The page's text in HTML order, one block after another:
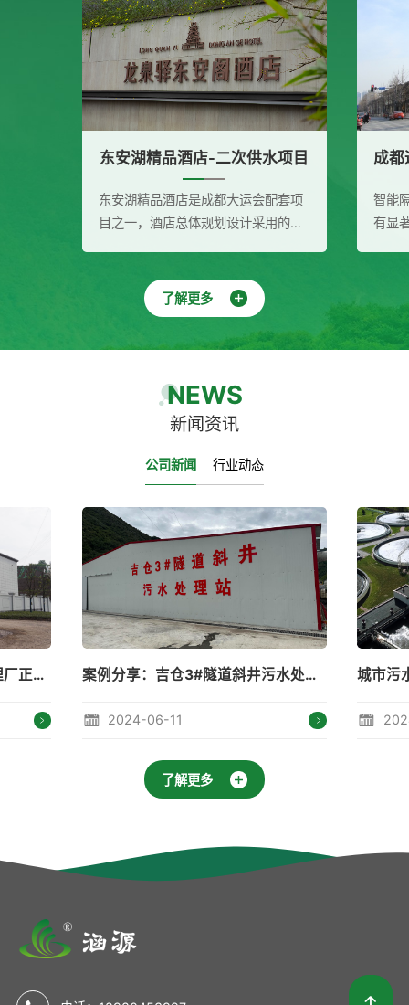
成都远洋太古里-隔油提升设备采购项目
智能隔油提升设备在废水处理领域具
有显著的作用和优势。它能够高效地
并保护环境。同时，该设备还具有广
泛的应用领域和多重效益，为废水处
理行业带来了新的发展机遇。
了解更多
NEWS
新闻资讯
公司新闻 行业动态
案例分享：吉仓3#隧道斜井污水处理站 城市污水处理---守住碧水蓝天
2024-05-15
了解更多